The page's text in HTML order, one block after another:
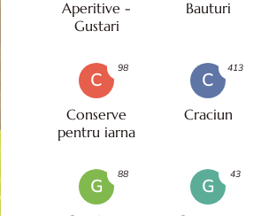
Aperitive -
Gustari
Bauturi
C
Conserve
pentru iarna
98
C
Craciun
413
G
88
G
43